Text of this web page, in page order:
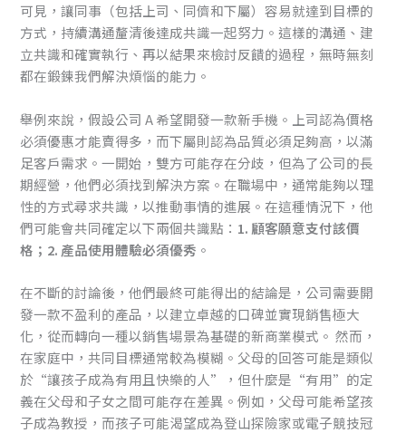
可見，讓同事（包括上司、同儕和下屬）容易就達到目標的
方式，持續溝通釐清後達成共識一起努力。這樣的溝通、建
立共識和確實執行、再以結果來檢討反饋的過程，無時無刻
都在鍛鍊我們解決煩惱的能力。
舉例來說，假設公司 A 希望開發一款新手機。上司認為價格
必須優惠才能賣得多，而下屬則認為品質必須足夠高，以滿
足客戶需求。一開始，雙方可能存在分歧，但為了公司的長
期經營，他們必須找到解決方案。在職場中，通常能夠以理
性的方式尋求共識，以推動事情的進展。在這種情況下，他
們可能會共同確定以下兩個共識點： 1. 顧客願意支付該價
格；2. 產品使用體驗必須優秀 。
在不斷的討論後，他們最終可能得出的結論是，公司需要開
發一款不盈利的產品，以建立卓越的口碑並實現銷售極大
化，從而轉向一種以銷售場景為基礎的新商業模式。 然而，
在家庭中，共同目標通常較為模糊。父母的回答可能是類似
於“讓孩子成為有用且快樂的人”，但什麼是“有用”的定
義在父母和子女之間可能存在差異。例如，父母可能希望孩
子成為教授，而孩子可能渴望成為登山探險家或電子競技冠